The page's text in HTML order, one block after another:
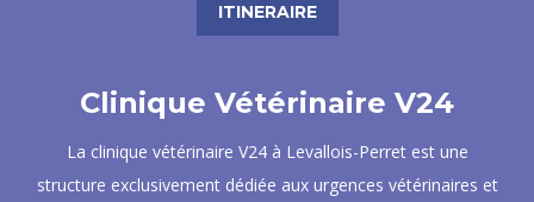
ITINERAIRE
Clinique Vétérinaire V24
La clinique vétérinaire V24 à Levallois-Perret est une
structure exclusivement dédiée aux urgences vétérinaires et